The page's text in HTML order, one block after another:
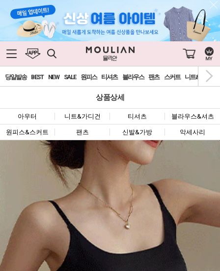
당일발송 BEST NEW SALE 원피스 티셔츠 블라우스 팬츠 스커트 니트&가디건
상품상세
아우터 니트&가디건 티셔츠 블라우스&셔츠
원피스&스커트 팬츠 신발&가방 악세사리